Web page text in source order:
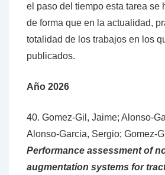
el paso del tiempo esta tarea se
de forma que en la actualidad,
totalidad de los trabajos en los
publicados.
Año 2026
40. Gomez-Gil, Jaime; Alonso-
Alonso-Garcia, Sergio; Gomez-
Performance assessment of
augmentation systems for